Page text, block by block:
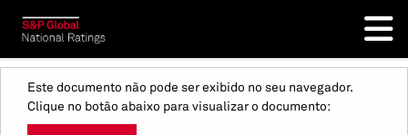
Este documento não pode ser exibido no seu navegador.
Clique no botão abaixo para visualizar o documento: